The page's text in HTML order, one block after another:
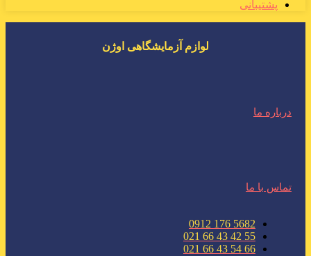
پشتیبانی
لوازم آزمایشگاهی اوژن
درباره ما
تماس با ما
5682 176 0912
55 42 43 66 021
66 54 43 66 021